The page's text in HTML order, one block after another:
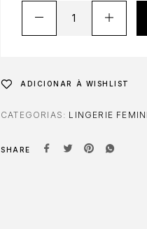
ADICIONAR À WISHLIST
CATEGORIAS: LINGERIE
SHARE